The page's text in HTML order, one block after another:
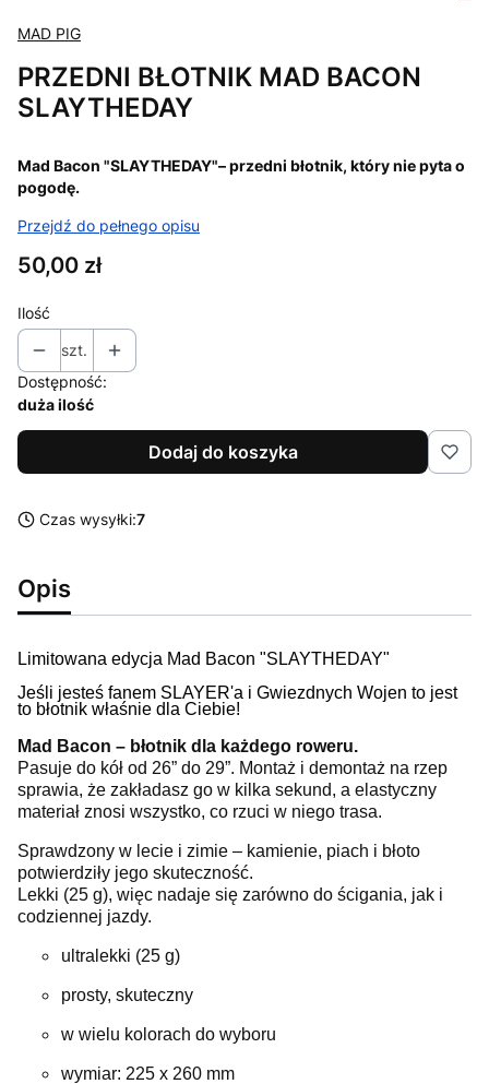
MAD PIG
PRZEDNI BŁOTNIK MAD BACON
SLAYTHEDAY
Mad Bacon "SLAYTHEDAY"– przedni błotnik, który nie pyta o
pogodę.
Przejdź do pełnego opisu
Cena
50,00 zł
Ilość
szt.
Dostępność:
duża ilość
Dodaj do koszyka
Czas wysyłki:7
Opis
Limitowana edycja Mad Bacon "SLAYTHEDAY"
Jeśli jesteś fanem SLAYER'a i Gwiezdnych Wojen to jest
to błotnik właśnie dla Ciebie!
Mad Bacon – błotnik dla każdego roweru.
Pasuje do kół od 26” do 29”. Montaż i demontaż na rzep
sprawia, że zakładasz go w kilka sekund, a elastyczny
materiał znosi wszystko, co rzuci w niego trasa.
Sprawdzony w lecie i zimie – kamienie, piach i błoto
potwierdziły jego skuteczność.
Lekki (25 g), więc nadaje się zarówno do ścigania, jak i
codziennej jazdy.
ultralekki (25 g)
prosty, skuteczny
w wielu kolorach do wyboru
wymiar: 225 x 260 mm